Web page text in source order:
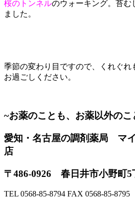
桜のトンネルのウォーキング。苔む
ました。
季節の変わり目ですので、くれぐれ
お過ごしください。
~お薬のことも、お薬以外のこ
愛知・名古屋の調剤薬局 マ
店
〒486-0926 春日井市小野町5
TEL 0568-85-8794 FAX 0568-85-8795